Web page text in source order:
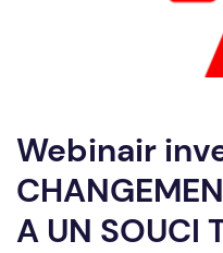
Webinair
A UN SOUCI